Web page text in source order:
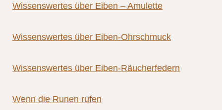
Wissenswertes über Eiben – Amulette
Wissenswertes über Eiben-Ohrschmuck
Wissenswertes über Eiben-Räucherfedern
Wenn die Runen rufen